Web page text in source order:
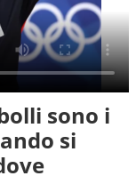
sono i
si